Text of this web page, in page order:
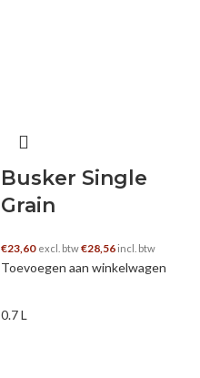
Busker Single
Grain
€23,60 excl. btw€28,56 incl. btw
Toevoegen aan winkelwagen
0.7 L